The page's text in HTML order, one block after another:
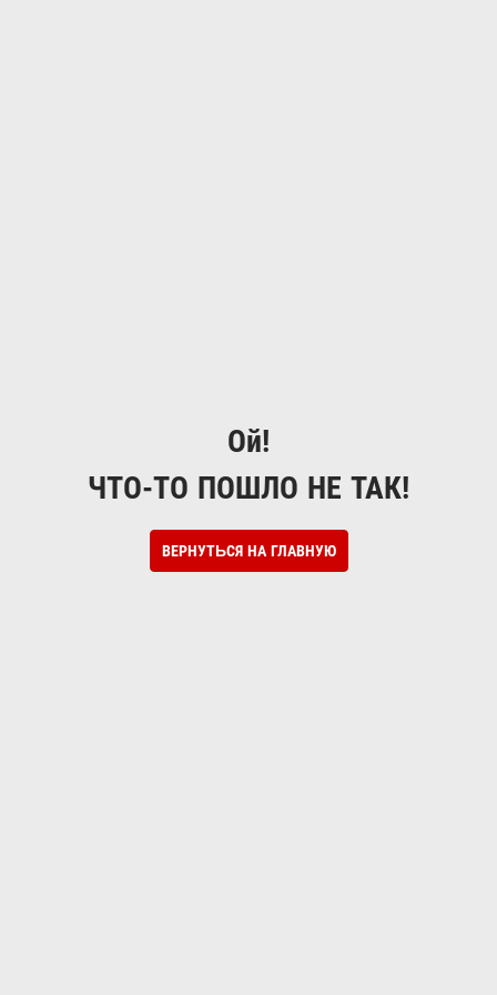
Ой!
ЧТО-ТО ПОШЛО НЕ ТАК!
ВЕРНУТЬСЯ НА ГЛАВНУЮ